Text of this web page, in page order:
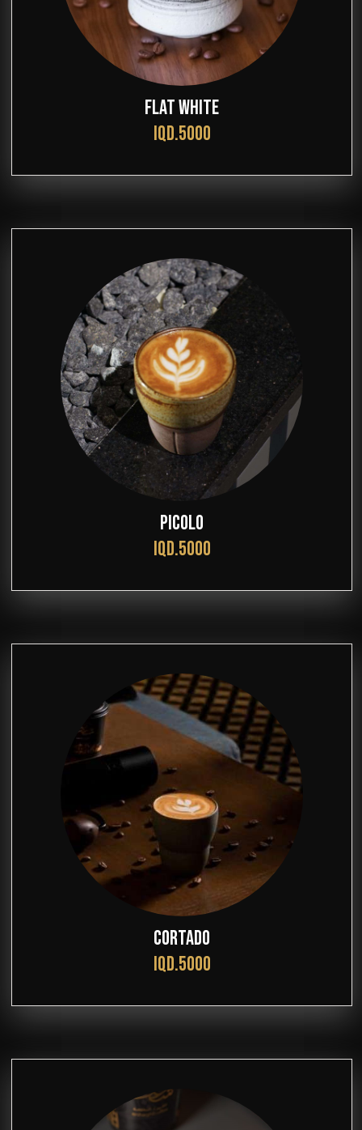
FLAT WHITE
IQD.5000
PICOLO
IQD.5000
CORTADO
IQD.5000